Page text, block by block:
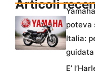
Articoli
poteva
Italia:
E’